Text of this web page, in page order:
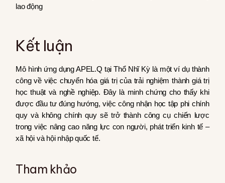
lao động
Kết luận
Mô hình ứng dụng APEL.Q tại Thổ Nhĩ Kỳ là một ví dụ thành
công về việc chuyển hóa giá trị của trải nghiệm thành giá trị
học thuật và nghề nghiệp. Đây là minh chứng cho thấy khi
được đầu tư đúng hướng, việc công nhận học tập phi chính
quy và không chính quy sẽ trở thành công cụ chiến lược
trong việc nâng cao năng lực con người, phát triển kinh tế –
xã hội và hội nhập quốc tế.
Tham khảo